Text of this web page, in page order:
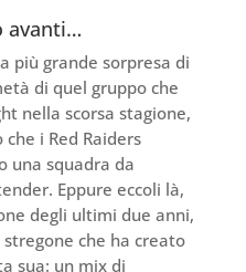
avanti…
più grande sorpresa di
di quel gruppo che
nella scorsa stagione,
i Red Raiders
una squadra da
Eppure eccoli là,
degli ultimi due anni,
che ha creato
sua: un mix di